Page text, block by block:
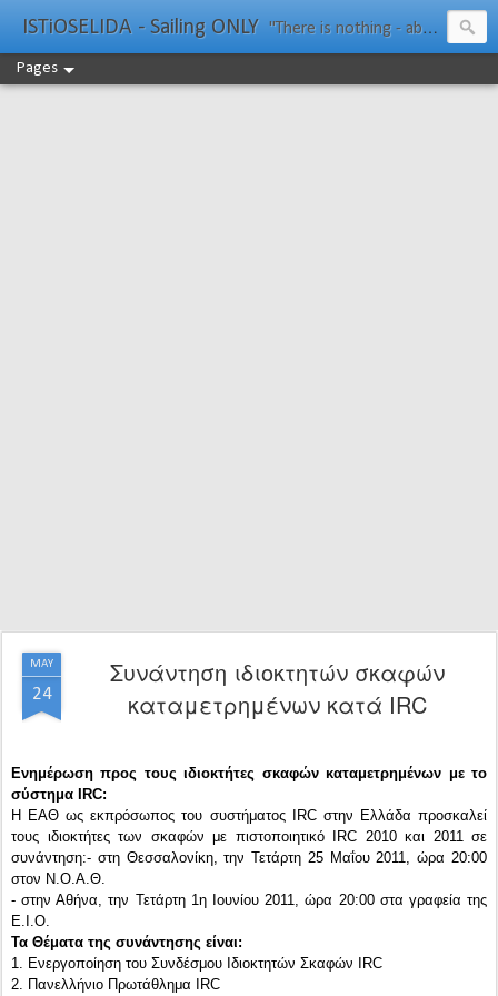
ISTiOSELIDA - Sailing ONLY "There is nothing - absolutely nothing - half so much worth doing as simply messing about in boats." Water Rat, Kenneth Grahame
Pages
MAY
24
Συνάντηση ιδιοκτητών σκαφών
καταμετρημένων κατά IRC
Ενημέρωση προς τους ιδιοκτήτες σκαφών καταμετρημένων με το
σύστημα IRC:
Η ΕΑΘ ως εκπρόσωπος του συστήματος IRC στην Ελλάδα προσκαλεί
τους ιδιοκτήτες των σκαφών με πιστοποιητικό IRC 2010 και 2011 σε
συνάντηση:- στη Θεσσαλονίκη, την Τετάρτη 25 Μαΐου 2011, ώρα 20:00
στον Ν.Ο.Α.Θ.
- στην Αθήνα, την Τετάρτη 1η Ιουνίου 2011, ώρα 20:00 στα γραφεία της
Ε.Ι.Ο.
Τα Θέματα της συνάντησης είναι:
1. Ενεργοποίηση του Συνδέσμου Ιδιοκτητών Σκαφών IRC
2. Πανελλήνιο Πρωτάθλημα IRC